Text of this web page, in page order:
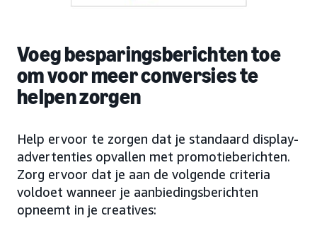
Voeg besparingsberichten toe
om voor meer conversies te
helpen zorgen
Help ervoor te zorgen dat je standaard display-
advertenties opvallen met promotieberichten.
Zorg ervoor dat je aan de volgende criteria
voldoet wanneer je aanbiedingsberichten
opneemt in je creatives: